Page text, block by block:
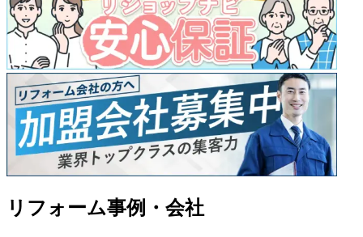
リフォーム事例・会社